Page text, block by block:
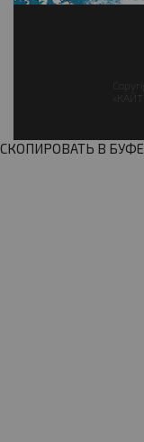
СКОПИРОВАТЬ В